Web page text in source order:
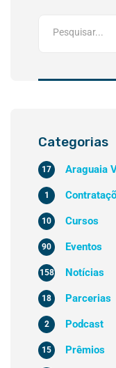
Categorias
Araguaia
17
1
Cursos
10
Eventos
90
Notícias
158
Parcerias
18
Podcast
2
Prêmios
15